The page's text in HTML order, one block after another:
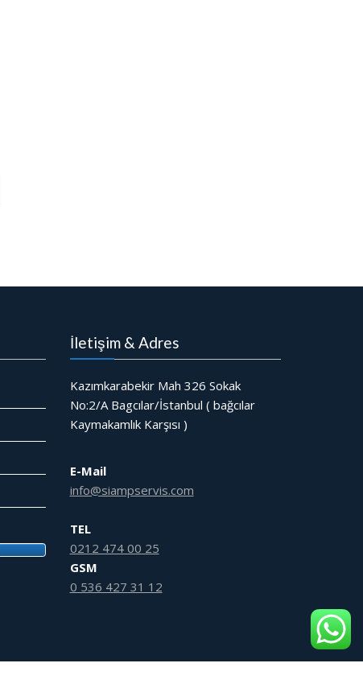
İletişim & Adres
Kazımkarabekir Mah 326 Sokak
No:2/A Bagcılar/İstanbul ( bağcılar
Kaymakamlık Karşısı )
E-Mail
info@siampservis.com
TEL
0212 474 00 25
GSM
0 536 427 31 12